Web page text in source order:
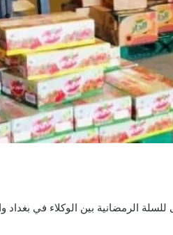
الرمضانية بين الوكلاء في